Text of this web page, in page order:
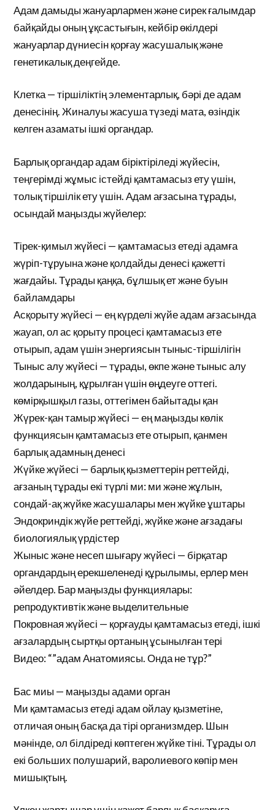
Адам дамыды жануарлармен және сирек ғалымдар
байқайды оның ұқсастығын, кейбір өкілдері
жануарлар дүниесін қорғау жасушалық және
генетикалық деңгейде.
Клетка — тіршіліктің элементарлық, бәрі де адам
денесінің. Жиналуы жасуша түзеді мата, өзіндік
келген азаматы ішкі органдар.
Барлық органдар адам біріктіріледі жүйесін,
теңгерімді жұмыс істейді қамтамасыз ету үшін,
толық тіршілік ету үшін. Адам ағзасына тұрады,
осындай маңызды жүйелер:
Тірек-қимыл жүйесі — қамтамасыз етеді адамға
жүріп-тұруына және қолдайды денесі қажетті
жағдайы. Тұрады қаңқа, бұлшық ет және буын
байламдары
Асқорыту жүйесі — ең күрделі жүйе адам ағзасында
жауап, ол ас қорыту процесі қамтамасыз ете
отырып, адам үшін энергиясын тыныс-тіршілігін
Тыныс алу жүйесі — тұрады, өкпе және тыныс алу
жолдарының, құрылған үшін өңдеуге оттегі.
көмірқышқыл газы, оттегімен байытады қан
Жүрек-қан тамыр жүйесі — ең маңызды көлік
функциясын қамтамасыз ете отырып, қанмен
барлық адамның денесі
Жүйке жүйесі — барлық қызметтерін реттейді,
ағзаның тұрады екі түрлі ми: ми және жұлын,
сондай-ақ жүйке жасушалары мен жүйке ұштары
Эндокриндік жүйе реттейді, жүйке және ағзадағы
биологиялық үрдістер
Жыныс және несеп шығару жүйесі — бірқатар
органдардың ерекшеленеді құрылымы, ерлер мен
әйелдер. Бар маңызды функциялары:
репродуктивтік және выделительные
Покровная жүйесі — қорғауды қамтамасыз етеді, ішкі
ағзалардың сыртқы ортаның ұсынылған тері
Видео: “”адам Анатомиясы. Онда не тұр?”
Бас миы — маңызды адами орган
Ми қамтамасыз етеді адам ойлау қызметіне,
отличая оның басқа да тірі организмдер. Шын
мәнінде, ол білдіреді көптеген жүйке тіні. Тұрады ол
екі больших полушарий, варолиевого көпір мен
мишықтың.